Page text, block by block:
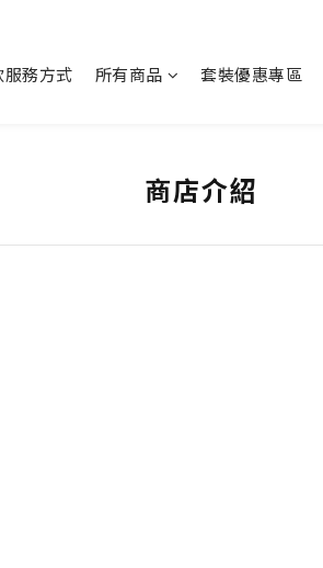
服務方式 所有商品 套裝優惠專區
商店介紹